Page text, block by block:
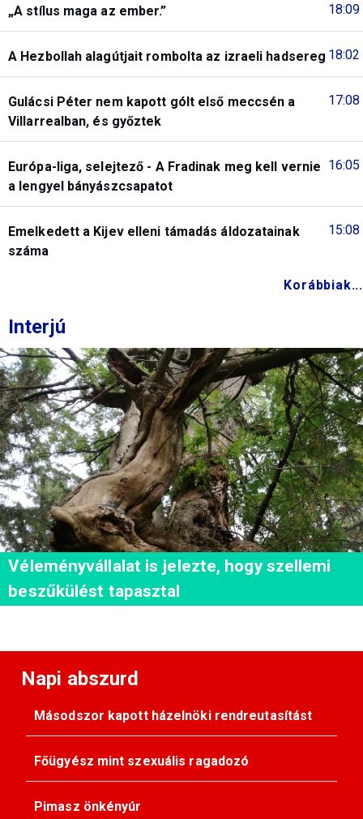
18:09
„A stílus maga az ember.”
18:02
A Hezbollah alagútjait rombolta az izraeli hadsereg
17:08
Gulácsi Péter nem kapott gólt első meccsén a
Villarrealban, és győztek
16:05
Európa-liga, selejtező - A Fradinak meg kell vernie
a lengyel bányászcsapatot
15:08
Emelkedett a Kijev elleni támadás áldozatainak
száma
Korábbiak...
Interjú
Véleményvállalat is jelezte, hogy szellemi
beszűkülést tapasztal
Napi abszurd
Másodszor kapott házelnöki rendreutasítást
Főügyész mint szexuális ragadozó
Pimasz önkényúr